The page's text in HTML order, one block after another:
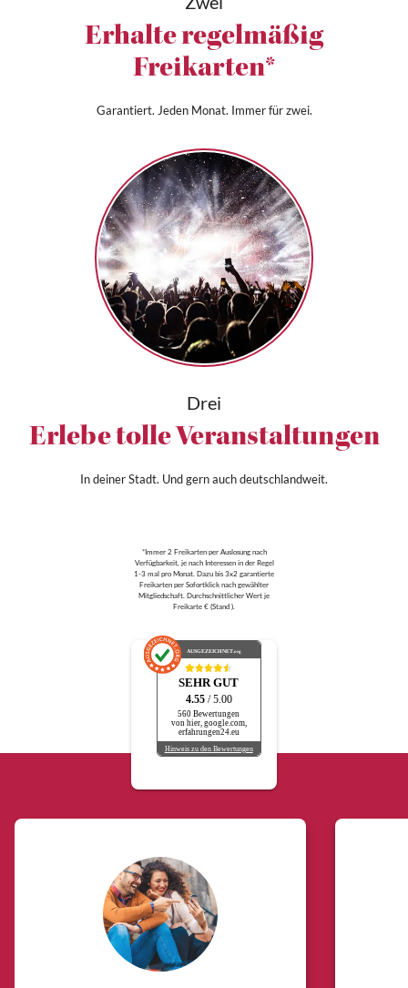
Erhalte regelmäßig
Freikarten*
Garantiert. Jeden Monat. Immer für zwei.
Drei
Erlebe tolle Veranstaltungen
In deiner Stadt. Und gern auch deutschlandweit.
*Immer 2 Freikarten per Auslosung nach
Verfügbarkeit, je nach Interessen in der Regel
1-3 mal pro Monat. Dazu bis 3x2 garantierte
Freikarten per Sofortklick nach gewählter
Mitgliedschaft. Durchschnittlicher Wert je
Freikarte € (Stand ).
AUSGEZEICHNET.org
SEHR GUT
4.55 / 5.00
560 Bewertungen
von hier, google.com,
erfahrungen24.eu
Hinweis zu den Bewertungen